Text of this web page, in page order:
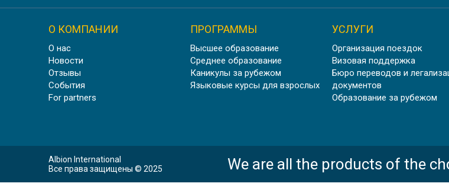
АНГЛИЙСКИЙ ДЛЯ ФИНАНСИСТОВ И БАНКИРОВ ROSE OF
АНГЛИЙСКИЙ ДЛЯ ЮРИСТОВ ROSE OF YORK
О КОМПАНИИ
О нас
Новости
Отзывы
События
For partners
ПРОГРАММЫ
Высшее образование
Среднее образование
Каникулы за рубежом
Языковые курсы для взрослых
УСЛУГИ
Организация поездок
Визовая поддержка
Бюро переводов и
документов
Образование за рубежом
Albion International
Все права защищены © 2025
We are all the products of the